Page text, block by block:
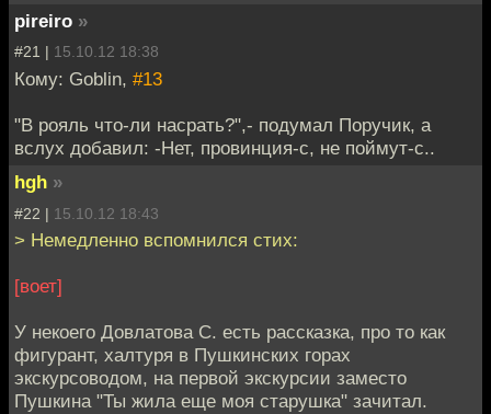
pireiro »
#21 | 15.10.12 18:38
Кому: Goblin, #13
"В рояль что-ли насрать?",- подумал Поручик, а
вслух добавил: -Hет, провинция-с, не поймут-с..
hgh »
#22 | 15.10.12 18:43
> Немедленно вспомнился стих:
[воет]
У некоего Довлатова С. есть рассказка, про то как
фигурант, халтуря в Пушкинских горах
экскурсоводом, на первой экскурсии заместо
Пушкина "Ты жила еще моя старушка" зачитал.